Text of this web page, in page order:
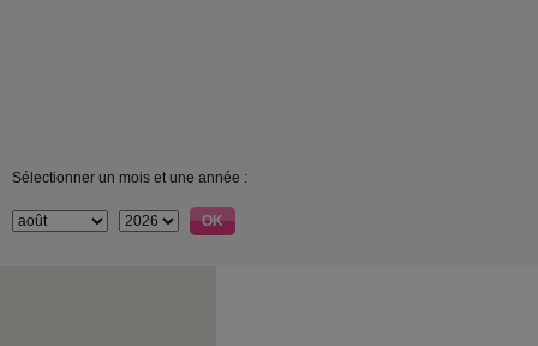
Sélectionner un mois et une année :